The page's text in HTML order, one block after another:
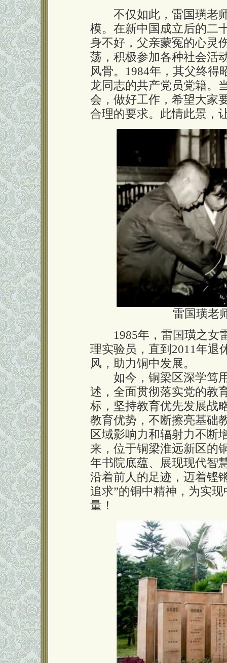
不仅如此，雷国璜老师
模。在新中国成立后的二
身不好，父亲蒙冤的心灵
荡，积极参加各种社会活
风骨。1984年，其父终得
龙同志的共产党员党籍。
会，做好工作，希望大家
合理的要求。此情此景，
雷国璜老
1985年，雷国璜之女
理实验员，直到2011年退
风，助力铜中发展。
如今，铜梁区深学笃用
述，全面贯彻落实党的教
标，坚持教育优先发展战
教育优势，不断擦亮基础
区域影响力和辐射力不断
来，位于铜梁淮远新区的
年书院底蕴、展现现代智
沿着前人的足迹，迈着铿
追求”的铜中精神，为实
量！